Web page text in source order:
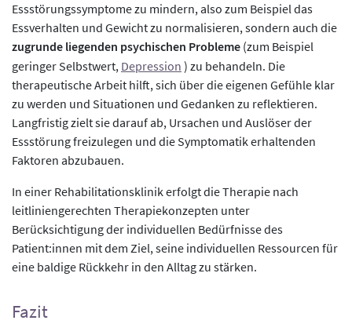
Essstörungssymptome zu mindern, also zum Beispiel das
Essverhalten und Gewicht zu normalisieren, sondern auch die
zugrunde liegenden psychischen Probleme (zum Beispiel
geringer Selbstwert, Depression ) zu behandeln. Die
therapeutische Arbeit hilft, sich über die eigenen Gefühle klar
zu werden und Situationen und Gedanken zu reflektieren.
Langfristig zielt sie darauf ab, Ursachen und Auslöser der
Essstörung freizulegen und die Symptomatik erhaltenden
Faktoren abzubauen.
In einer Rehabilitationsklinik erfolgt die Therapie nach
leitliniengerechten Therapiekonzepten unter
Berücksichtigung der individuellen Bedürfnisse des
Patient:innen mit dem Ziel, seine individuellen Ressourcen für
eine baldige Rückkehr in den Alltag zu stärken.
Fazit